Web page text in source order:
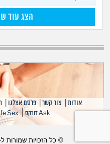
הצג עוד
אודות צור קשר |פרסם אצלנו |
Ask דורקס |
Sex
© כל הזכויות שמורות